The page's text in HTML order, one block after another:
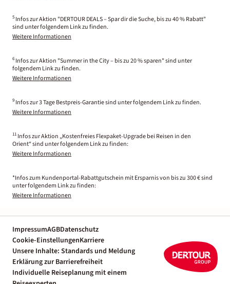
5 Infos zur Aktion "DERTOUR DEALS – Spar dir die Suche, bis zu 40 % Rabatt"
sind unter folgendem Link zu finden.
Weitere Informationen
6 Infos zur Aktion "Summer in the City – bis zu 20 % sparen" sind unter
folgendem Link zu finden.
Weitere Informationen
9 Infos zur 3 Tage Bestpreis-Garantie sind unter folgendem Link zu finden.
Weitere Informationen
11 Infos zur Aktion „Kostenfreies Flexpaket-Upgrade bei Reisen in den
Orient“ sind unter folgendem Link zu finden:
Weitere Informationen
*Infos zum Kundenportal-Rabattgutschein mit Ersparnis von bis zu 300 € sind
unter folgendem Link zu finden:
Weitere Informationen
ImpressumAGBDatenschutz
Cookie-EinstellungenKarriere
Unsere Inhalte: Standards und Meldung
Erklärung zur Barrierefreiheit
Individuelle Reiseplanung mit einem